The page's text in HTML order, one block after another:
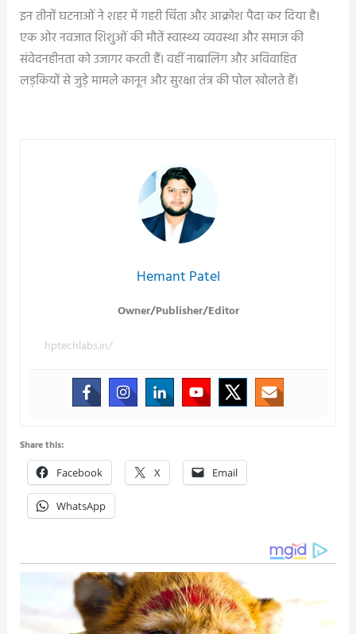
इन तीनों घटनाओं ने शहर में गहरी चिंता और आक्रोश पैदा कर दिया है।
एक ओर नवजात शिशुओं की मौतें स्वास्थ्य व्यवस्था और समाज की
संवेदनहीनता को उजागर करती हैं। वहीं नाबालिग और अविवाहित
लड़कियों से जुड़े मामले कानून और सुरक्षा तंत्र की पोल खोलते हैं।
Hemant Patel
Owner/Publisher/Editor
hptechlabs.in/
Share this:
Facebook X Email
WhatsApp